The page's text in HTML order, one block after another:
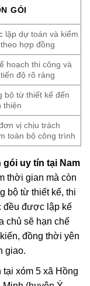
GÓI
lập dự toán và kiểm
hợp đồng
hoạch thi công và
độ rõ ràng
bộ từ thiết kế đến
thiện
vị chịu trách
toàn bộ công trình
uy tín tại Nam
thời gian mà còn
bộ từ thiết kế, thi
đều được lập kế
chủ sẽ hạn chế
đồng thời yên
giao.
xóm 5 xã Hồng